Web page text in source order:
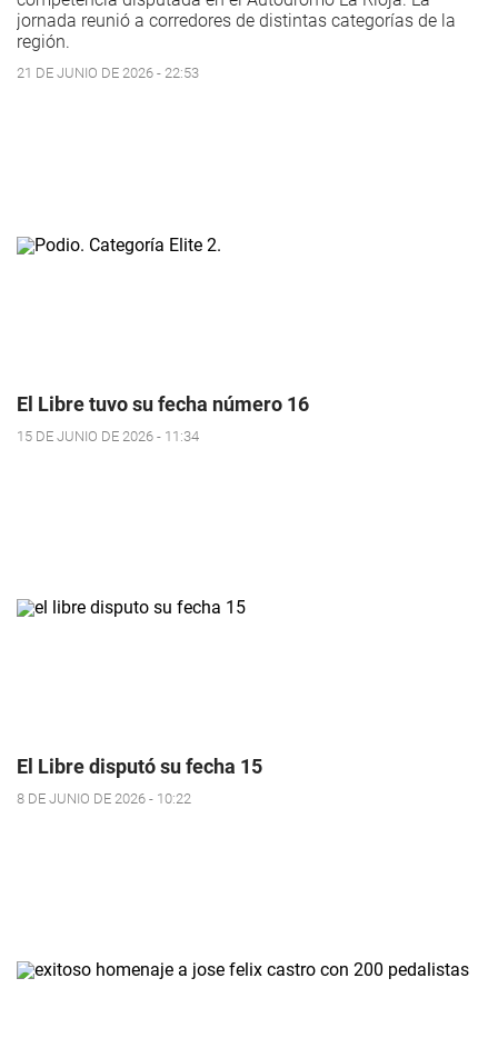
jornada reunió a corredores de distintas categorías de la
región.
21 DE JUNIO DE 2026 - 22:53
El Libre tuvo su fecha número 16
15 DE JUNIO DE 2026 - 11:34
El Libre disputó su fecha 15
8 DE JUNIO DE 2026 - 10:22